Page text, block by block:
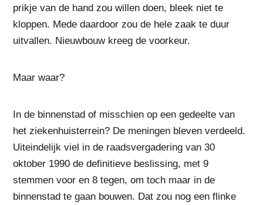
prikje van de hand zou willen doen, bleek niet te
kloppen. Mede daardoor zou de hele zaak te duur
uitvallen. Nieuwbouw kreeg de voorkeur.
Maar waar?
In de binnenstad of misschien op een gedeelte van
het ziekenhuisterrein? De meningen bleven verdeeld.
Uiteindelijk viel in de raadsvergadering van 30
oktober 1990 de definitieve beslissing, met 9
stemmen voor en 8 tegen, om toch maar in de
binnenstad te gaan bouwen. Dat zou nog een flinke